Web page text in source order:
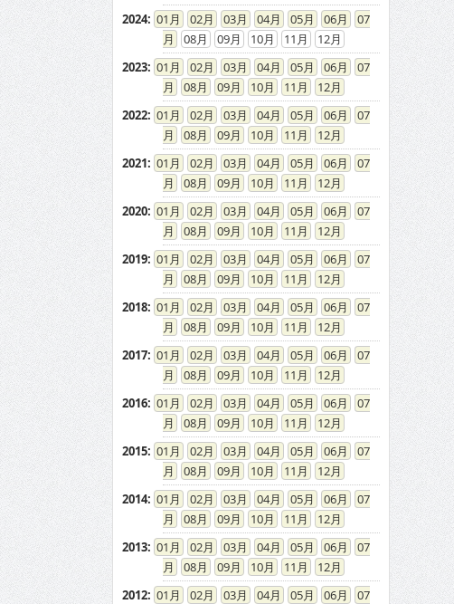
2024: 01 02 03 04 05 06
07
08
09 10 11
12
2023: 01 02 03 04 05 06
07
08
09 10 11
12
2022: 01 02 03 04 05 06
07
08
09 10 11
12
2021: 01 02 03 04 05 06
07
08
09 10 11
12
2020: 01 02 03 04 05 06
07
08
09 10 11
12
2019: 01 02 03 04 05 06
07
08
09 10 11
12
2018: 01 02 03 04 05 06
07
08
09 10 11
12
2017: 01 02 03 04 05 06
07
08
09 10 11
12
2016: 01 02 03 04 05 06
07
08
09 10 11
12
2015: 01 02 03 04 05 06
07
08
09 10 11
12
2014: 01 02 03 04 05 06
07
08
09 10 11
12
2013: 01 02 03 04 05 06
07
08
09 10 11
12
2012: 01 02 03 04 05 06
07